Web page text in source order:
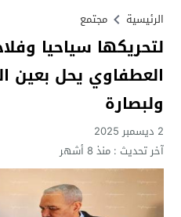
الرئيسية مجتمع
لتحريكها سياحيا
العطفاوي يحل بعين
ولبصارة
2 ديسمبر 2025
آخر تحديث :منذ 8 أشهر